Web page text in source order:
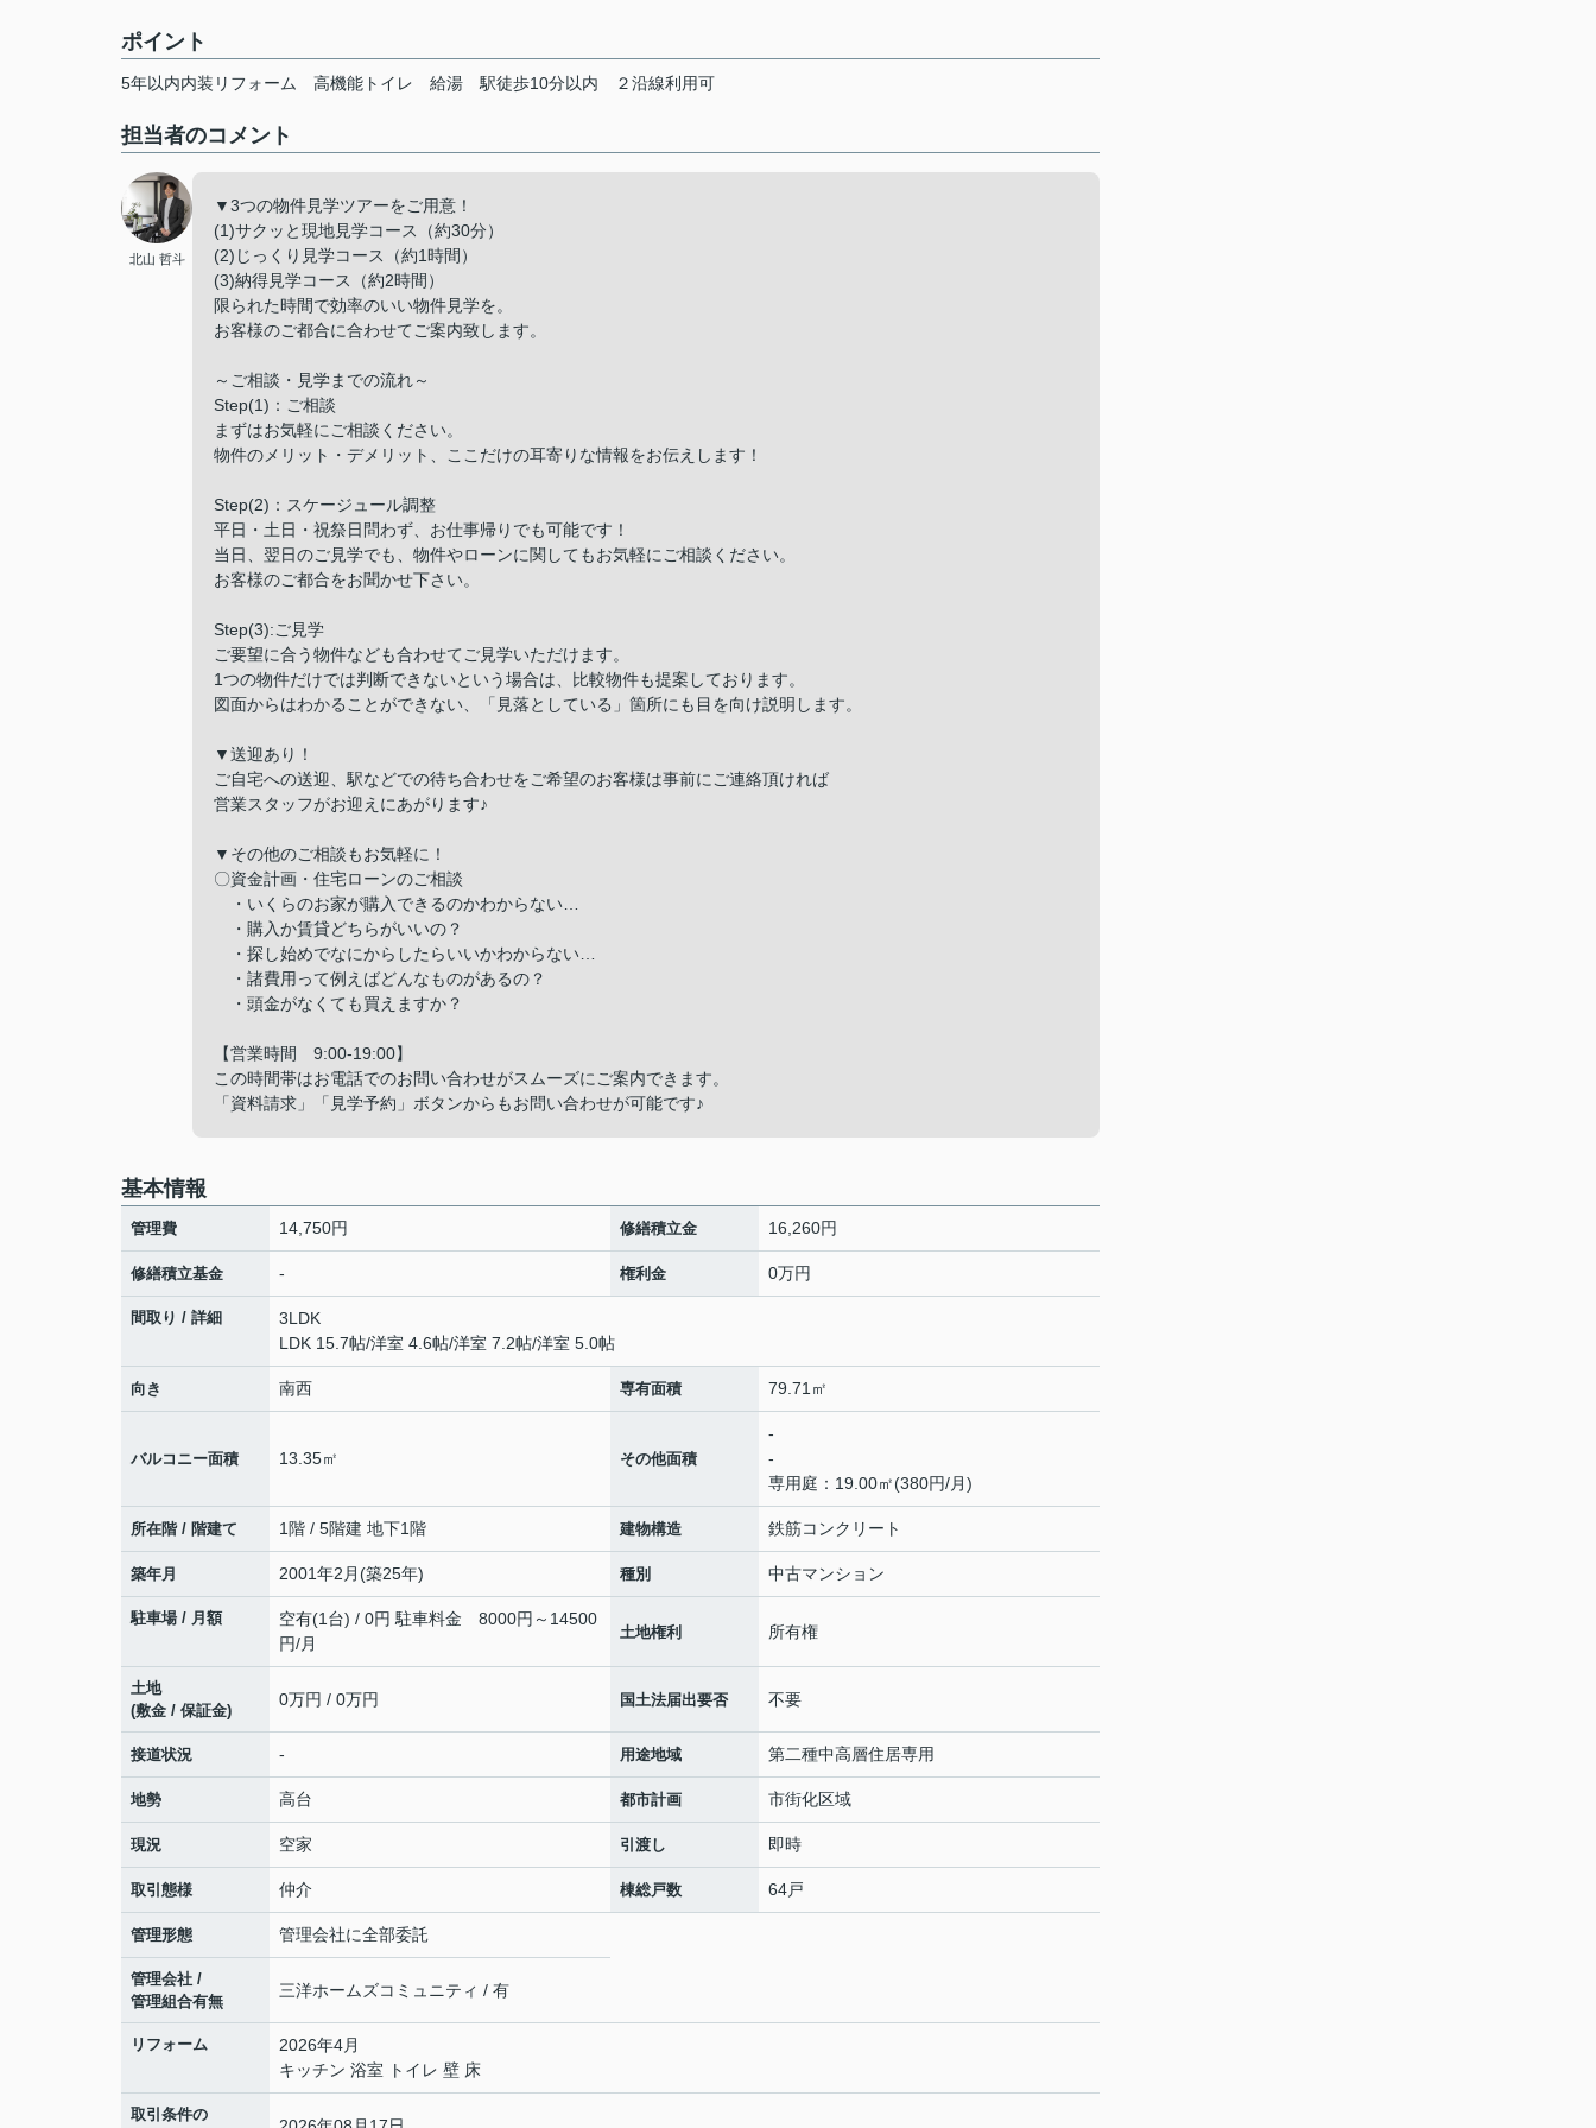
ポイント
5年以内内装リフォーム 高機能トイレ 給湯 駅徒歩10分以内 ２沿線利用可
担当者のコメント
北山 哲斗
▼3つの物件見学ツアーをご用意！
(1)サクッと現地見学コース（約30分）
(2)じっくり見学コース（約1時間）
(3)納得見学コース（約2時間）
限られた時間で効率のいい物件見学を。
お客様のご都合に合わせてご案内致します。
～ご相談・見学までの流れ～
Step(1)：ご相談
まずはお気軽にご相談ください。
物件のメリット・デメリット、ここだけの耳寄りな情報をお伝えします！
Step(2)：スケージュール調整
平日・土日・祝祭日問わず、お仕事帰りでも可能です！
当日、翌日のご見学でも、物件やローンに関してもお気軽にご相談ください。
お客様のご都合をお聞かせ下さい。
Step(3):ご見学
ご要望に合う物件なども合わせてご見学いただけます。
1つの物件だけでは判断できないという場合は、比較物件も提案しております。
図面からはわかることができない、「見落としている」箇所にも目を向け説明します。
▼送迎あり！
ご自宅への送迎、駅などでの待ち合わせをご希望のお客様は事前にご連絡頂ければ
営業スタッフがお迎えにあがります♪
▼その他のご相談もお気軽に！
〇資金計画・住宅ローンのご相談
・いくらのお家が購入できるのかわからない…
・購入か賃貸どちらがいいの？
・探し始めでなにからしたらいいかわからない…
・諸費用って例えばどんなものがあるの？
・頭金がなくても買えますか？
【営業時間 9:00-19:00】
この時間帯はお電話でのお問い合わせがスムーズにご案内できます。
「資料請求」「見学予約」ボタンからもお問い合わせが可能です♪
基本情報
管理費 14,750円 修繕積立金 16,260円
修繕積立基金 - 権利金 0万円
間取り / 詳細
3LDK
LDK 15.7帖/洋室 4.6帖/洋室 7.2帖/洋室 5.0帖
向き 南西 専有面積 79.71㎡
バルコニー面積 13.35㎡ その他面積
-
-
専用庭：19.00㎡(380円/月)
所在階 / 階建て 1階 / 5階建 地下1階 建物構造 鉄筋コンクリート
築年月 2001年2月(築25年) 種別 中古マンション
駐車場 / 月額
空有(1台) / 0円 駐車料金 8000円～14500
円/月
土地権利 所有権
土地
(敷金 / 保証金)
0万円 / 0万円 国土法届出要否 不要
接道状況 - 用途地域 第二種中高層住居専用
地勢 高台 都市計画 市街化区域
現況 空家 引渡し 即時
取引態様 仲介 棟総戸数 64戸
管理形態 管理会社に全部委託
管理会社 /
管理組合有無
三洋ホームズコミュニティ / 有
リフォーム
2026年4月
キッチン 浴室 トイレ 壁 床
取引条件の